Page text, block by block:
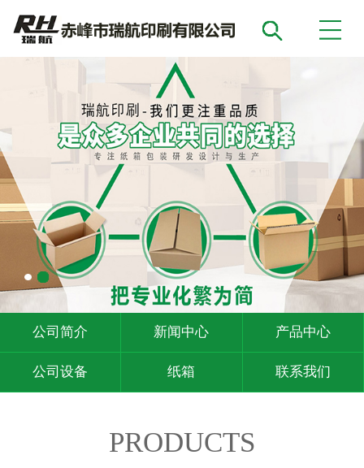
公司简介 新闻中心 产品中心
公司设备 纸箱 联系我们
PRODUCTS